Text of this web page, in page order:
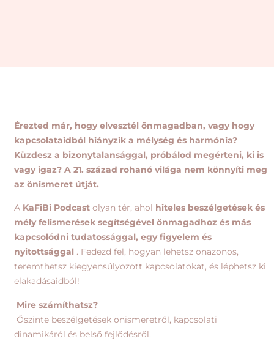
Érezted már, hogy elvesztél önmagadban, vagy hogy
kapcsolataidból hiányzik a mélység és harmónia?
Küzdesz a bizonytalansággal, próbálod megérteni, ki is
vagy igaz? A 21. század rohanó világa nem könnyíti meg
az önismeret útját.
A KaFiBi Podcastolyan tér, ahol hiteles beszélgetések és
mély felismerések segítségével önmagadhoz és más
kapcsolódni tudatossággal, egy figyelem és
nyitottsággal. Fedezd fel, hogyan lehetsz önazonos,
teremthetsz kiegyensúlyozott kapcsolatokat, és léphetsz ki
elakadásaidból!
Mire számíthatsz?
Őszinte beszélgetések önismeretről, kapcsolati
dinamikáról és belső fejlődésről.